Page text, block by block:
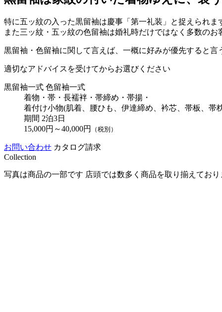
特に五ッ紋の入った黒留袖は慶事「第一礼装」と捉えられま
また三ッ紋・五ッ紋の色留袖は婚礼時だけではなく多数の
黒留袖・色留袖に関して言えば、一概に好みが優先すると
適切なアドバイスを受けてからお選びください
黒留袖一式 色留袖一式
着物・帯・長襦袢・帯締め・帯揚・
着付け小物(肌着、腰ひも、伊達締め、衿芯、帯板、帯
期間 2泊3日
15,000円～40,000円
（税別）
お問い合わせ カタログ請求
Collection
写真は商品の一部です 店頭では数多く商品を取り揃えており